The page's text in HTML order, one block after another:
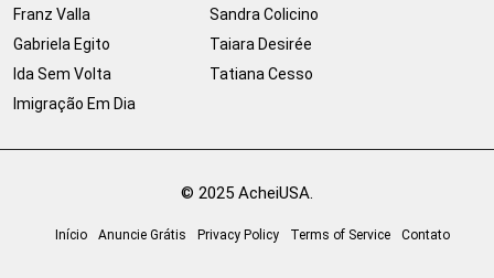
Franz Valla
Gabriela Egito
Ida Sem Volta
Imigração Em Dia
Sandra Colicino
Taiara Desirée
Tatiana Cesso
© 2025 AcheiUSA.
Início Anuncie Grátis Privacy Policy Terms of Service Contato